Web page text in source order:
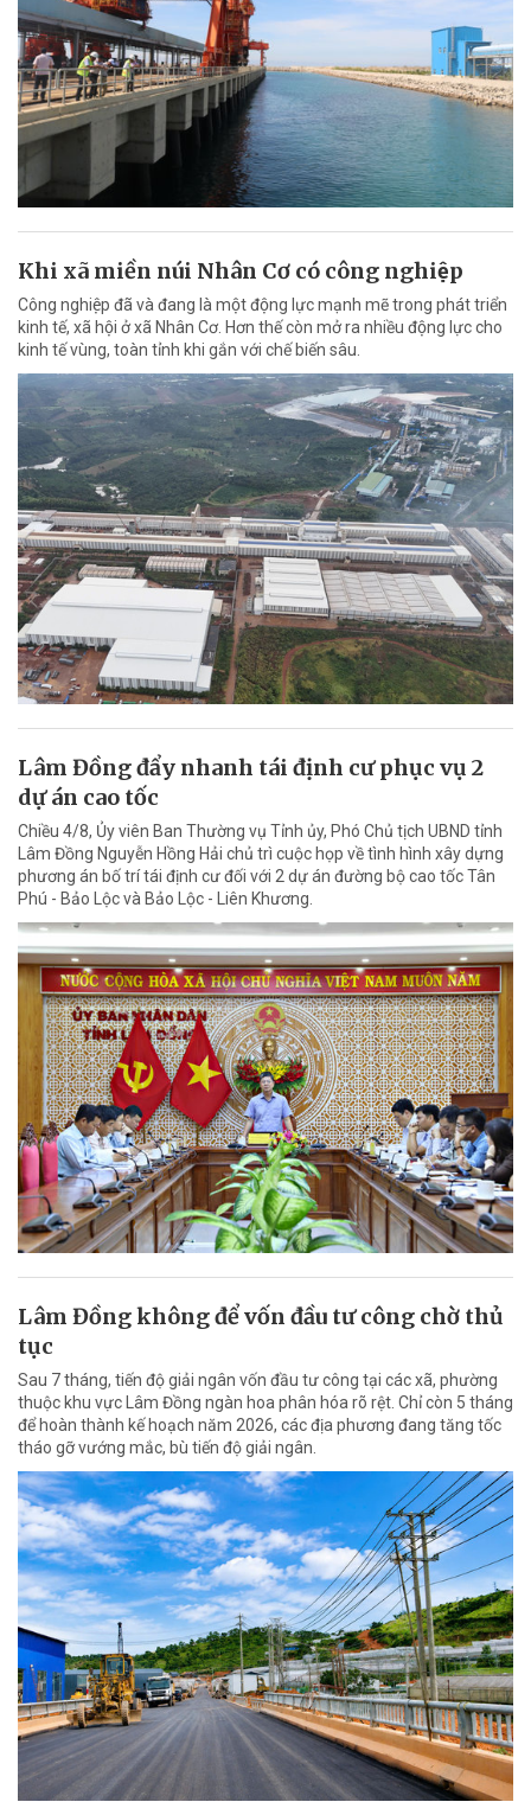
Khi xã miền núi Nhân Cơ có công nghiệp
Công nghiệp đã và đang là một động lực mạnh mẽ trong phát triển
kinh tế, xã hội ở xã Nhân Cơ. Hơn thế còn mở ra nhiều động lực cho
kinh tế vùng, toàn tỉnh khi gắn với chế biến sâu.
Lâm Đồng đẩy nhanh tái định cư phục vụ 2
dự án cao tốc
Chiều 4/8, Ủy viên Ban Thường vụ Tỉnh ủy, Phó Chủ tịch UBND tỉnh
Lâm Đồng Nguyễn Hồng Hải chủ trì cuộc họp về tình hình xây dựng
phương án bố trí tái định cư đối với 2 dự án đường bộ cao tốc Tân
Phú - Bảo Lộc và Bảo Lộc - Liên Khương.
Lâm Đồng không để vốn đầu tư công chờ thủ
tục
Sau 7 tháng, tiến độ giải ngân vốn đầu tư công tại các xã, phường
thuộc khu vực Lâm Đồng ngàn hoa phân hóa rõ rệt. Chỉ còn 5 tháng
để hoàn thành kế hoạch năm 2026, các địa phương đang tăng tốc
tháo gỡ vướng mắc, bù tiến độ giải ngân.